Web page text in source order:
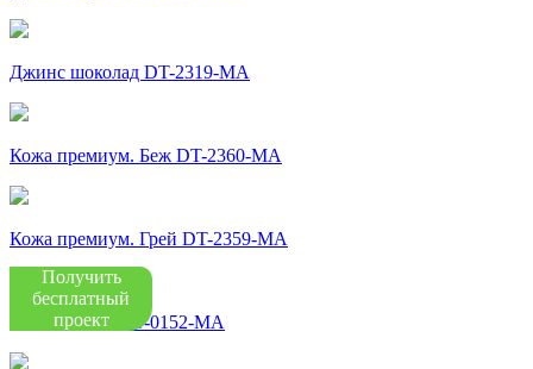
Джинс шоколад DT-2319-MA
Кожа премиум. Беж DT-2360-MA
Кожа премиум. Грей DT-2359-MA
Каньон мист DT-0152-МА
Получить
бесплатный
проект